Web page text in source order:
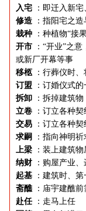
入宅
：即迁入新
修造
：指阳宅之
栽种
：种植物“接
开市
：“开业”之
或新厂开幕等事
移柩
：行葬仪时
订盟
：订婚仪式
拆卸
：拆掉建筑物
立卷
：订立各种
交易
：订立各种
求嗣
：指向神明
上梁
：装上建筑
纳财
：购屋产业
起基
：建筑时、
斋醮 ：庙宇建醮
赴任 ：走马上任